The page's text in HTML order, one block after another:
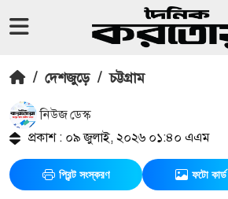
/ দেশজুড়ে / চট্টগ্রাম
নিউজ ডেস্ক
প্রকাশ : ০৯ জুলাই, ২০২৬ ০১:৪০ এএম
প্রিন্ট সংস্করণ ফটো কার্ড